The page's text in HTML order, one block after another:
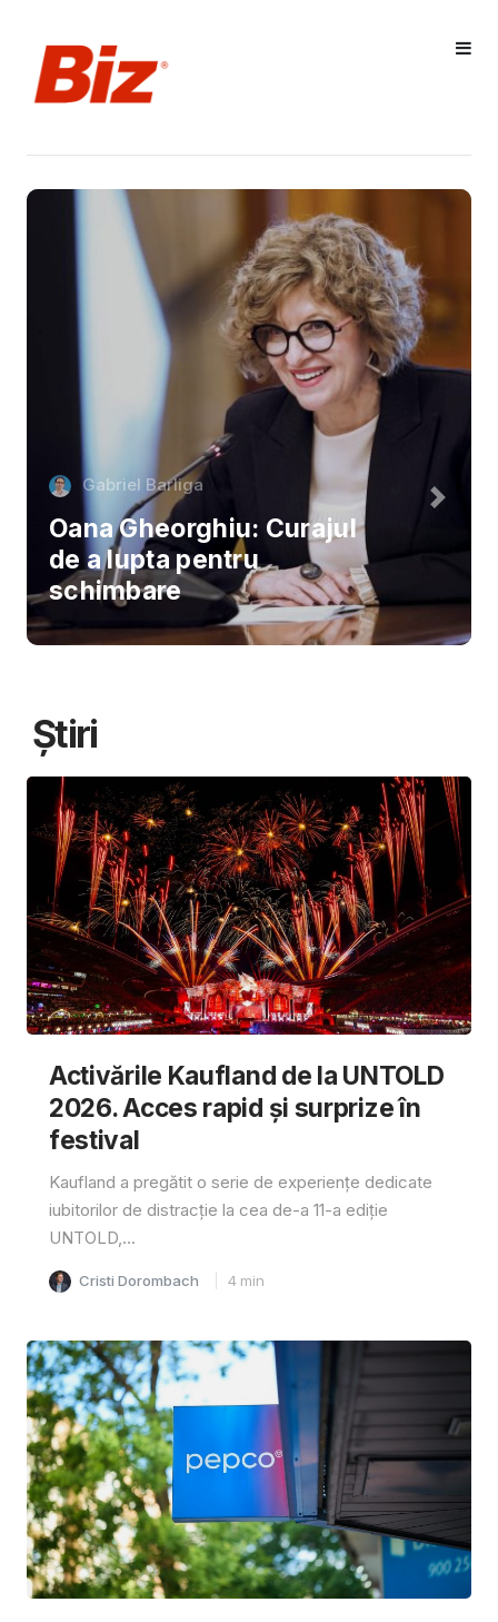
Gabriel Barliga
Oana Gheorghiu: Curajul
de a lupta pentru
schimbare
Știri
Activările Kaufland de la UNTOLD
2026. Acces rapid și surprize în
festival
Kaufland a pregătit o serie de experiențe dedicate
iubitorilor de distracție la cea de-a 11-a ediție
UNTOLD,...
Cristi Dorombach 4 min